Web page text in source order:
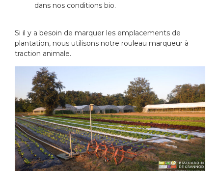
dans nos conditions bio.
Si il y a besoin de marquer les emplacements de
plantation, nous utilisons notre rouleau marqueur à
traction animale.